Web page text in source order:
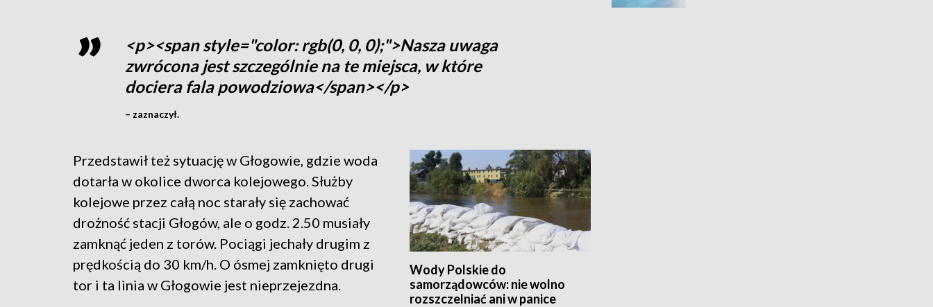
<p><span style="color: rgb(0, 0, 0);">Nasza uwaga
zwrócona jest szczególnie na te miejsca, w które
dociera fala powodziowa</span></p>
– zaznaczył.
Wody Polskie do
samorządowców: nie wolno
rozszczelniać ani w panice
Przedstawił też sytuację w Głogowie, gdzie woda
dotarła w okolice dworca kolejowego. Służby
kolejowe przez całą noc starały się zachować
drożność stacji Głogów, ale o godz. 2.50 musiały
zamknąć jeden z torów. Pociągi jechały drugim z
prędkością do 30 km/h. O ósmej zamknięto drugi
tor i ta linia w Głogowie jest nieprzejezdna.